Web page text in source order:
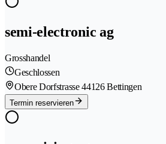
semi-electronic ag
Grosshandel
Geschlossen
Obere Dorfstrasse 44126 Bettingen
Termin reservieren